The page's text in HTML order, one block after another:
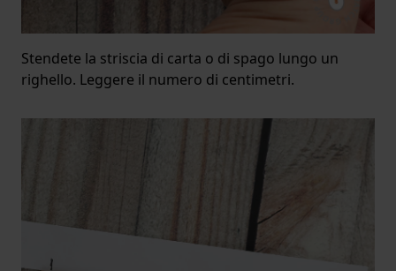
Stendete la striscia di carta o di spago lungo un
righello. Leggere il numero di centimetri.